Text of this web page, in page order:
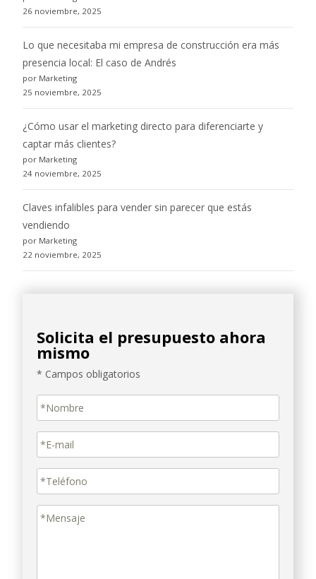
26 noviembre, 2025
Lo que necesitaba mi empresa de construcción era más
presencia local: El caso de Andrés
por Marketing
25 noviembre, 2025
¿Cómo usar el marketing directo para diferenciarte y
captar más clientes?
por Marketing
24 noviembre, 2025
Claves infalibles para vender sin parecer que estás
vendiendo
por Marketing
22 noviembre, 2025